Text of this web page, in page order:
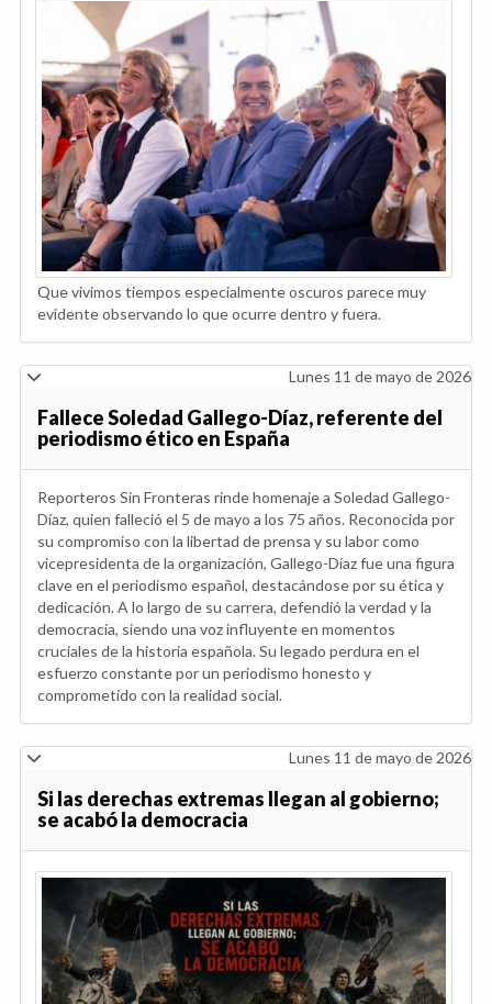
Que vivimos tiempos especialmente oscuros parece muy
evidente observando lo que ocurre dentro y fuera.
Lunes 11 de mayo de 2026
Fallece Soledad Gallego-Díaz, referente del
periodismo ético en España
Reporteros Sin Fronteras rinde homenaje a Soledad Gallego-
Díaz, quien falleció el 5 de mayo a los 75 años. Reconocida por
su compromiso con la libertad de prensa y su labor como
vicepresidenta de la organización, Gallego-Díaz fue una figura
clave en el periodismo español, destacándose por su ética y
dedicación. A lo largo de su carrera, defendió la verdad y la
democracia, siendo una voz influyente en momentos
cruciales de la historia española. Su legado perdura en el
esfuerzo constante por un periodismo honesto y
comprometido con la realidad social.
Lunes 11 de mayo de 2026
Si las derechas extremas llegan al gobierno;
se acabó la democracia